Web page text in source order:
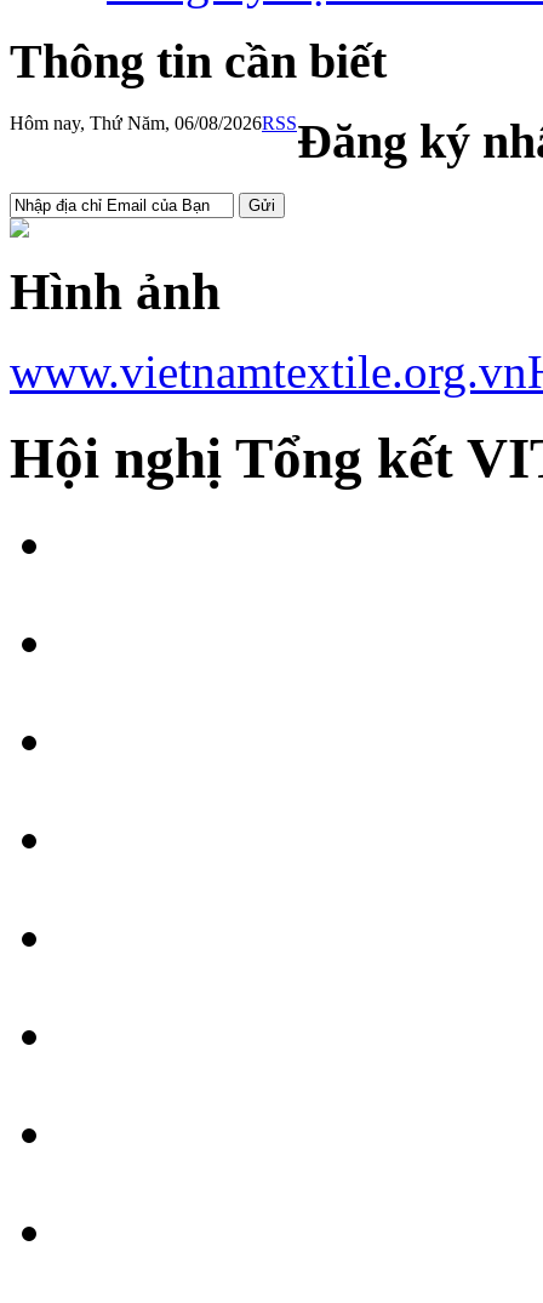
Thông tin cần biết
Hôm nay, Thứ Năm, 06/08/2026RSSĐăng ký
Hình ảnh
www.vietnamtextile.org.vn
Hội nghị Tổng kết